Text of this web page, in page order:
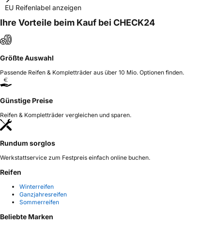
EU Reifenlabel anzeigen
Ihre Vorteile beim Kauf bei CHECK24
Größte Auswahl
Passende Reifen & Kompletträder aus über 10 Mio. Optionen finden.
Günstige Preise
Reifen & Kompletträder vergleichen und sparen.
Rundum sorglos
Werkstattservice zum Festpreis einfach online buchen.
Reifen
Winterreifen
Ganzjahresreifen
Sommerreifen
Beliebte Marken